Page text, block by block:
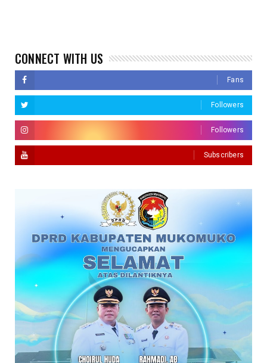
CONNECT WITH US
Fans
Followers
Followers
Subscribers